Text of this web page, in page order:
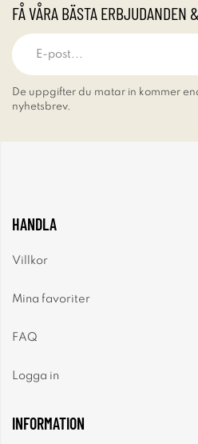
FÅ VÅRA BÄSTA ERBJUDANDEN
De uppgifter du matar in kommer
nyhetsbrev.
HANDLA
Villkor
Mina favoriter
FAQ
Logga in
INFORMATION